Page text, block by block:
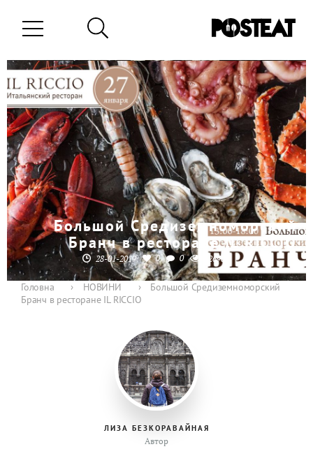
Большой Средиземноморский
Бранч в ресторане IL RICCIO
28-01-2019 0 0 2690
Головна › НОВИНИ ›
Большой Средиземноморский
Бранч в ресторане IL RICCIO
ЛИЗА БЕЗКОРАВАЙНАЯ
Автор